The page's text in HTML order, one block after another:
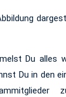
Du alles
Du in den